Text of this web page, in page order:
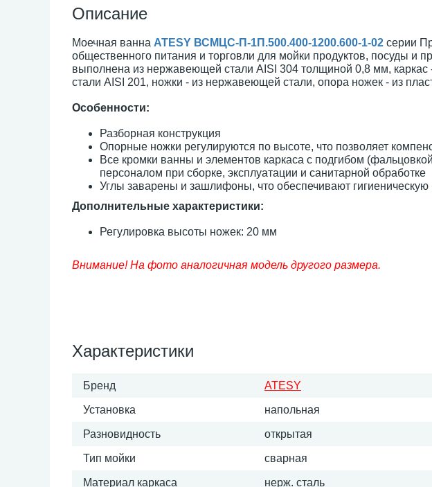
Описание
Моечная ванна ATESY ВСМЦС-П-1П.500.400-1200.600-1-02 серии
общественного питания и торговли для мойки продуктов, посуды и
выполнена из нержавеющей стали AISI 304 толщиной 0,8 мм,
стали AISI 201, ножки - из нержавеющей стали, опора ножек - из
Особенности:
Разборная конструкция
Опорные ножки регулируются по высоте, что позволяет
Все кромки ванны и элементов каркаса с подгибом
персоналом при сборке, эксплуатации и санитарной обработке
Углы заварены и зашлифоны, что обеспечивают гигиеническую
Дополнительные характеристики:
Регулировка высоты ножек: 20 мм
Внимание! На фото аналогичная модель другого размера.
Характеристики
Бренд ATESY
Установка напольная
Разновидность открытая
Тип мойки сварная
Материал каркаса нерж. сталь